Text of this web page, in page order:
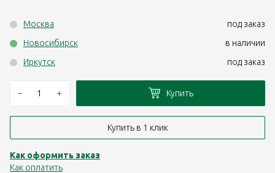
Москва
под заказ
Новосибирск
в наличии
Иркутск
под заказ
– + Купить
Купить в 1 клик
Как оформить заказ
Как оплатить